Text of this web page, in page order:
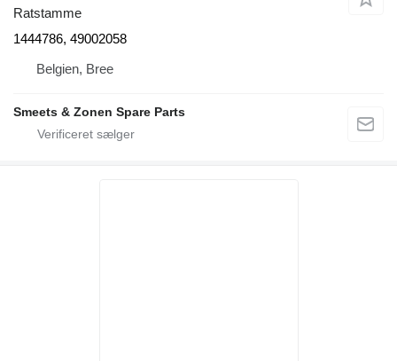
Ratstamme
1444786, 49002058
Belgien, Bree
Smeets & Zonen Spare Parts